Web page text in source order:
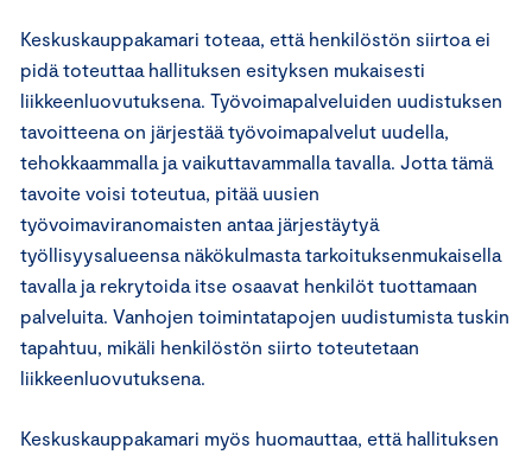
Keskuskauppakamari toteaa, että henkilöstön siirtoa ei
pidä toteuttaa hallituksen esityksen mukaisesti
liikkeenluovutuksena. Työvoimapalveluiden uudistuksen
tavoitteena on järjestää työvoimapalvelut uudella,
tehokkaammalla ja vaikuttavammalla tavalla. Jotta tämä
tavoite voisi toteutua, pitää uusien
työvoimaviranomaisten antaa järjestäytyä
työllisyysalueensa näkökulmasta tarkoituksenmukaisella
tavalla ja rekrytoida itse osaavat henkilöt tuottamaan
palveluita. Vanhojen toimintatapojen uudistumista tuskin
tapahtuu, mikäli henkilöstön siirto toteutetaan
liikkeenluovutuksena.
Keskuskauppakamari myös huomauttaa, että hallituksen